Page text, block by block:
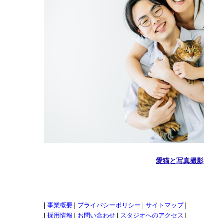
愛猫と写真撮影
| 事業概要 | プライバシーポリシー | サイトマップ|
| 採用情報 | お問い合わせ | スタジオへのアクセス |